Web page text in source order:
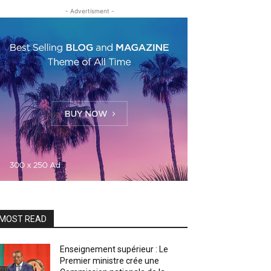
- Advertisment -
READ
Enseignement supérieur : Le
Premier ministre crée une